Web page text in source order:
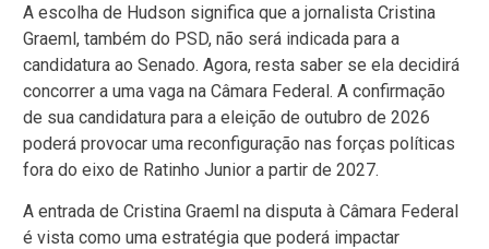
A escolha de Hudson significa que a jornalista Cristina
Graeml, também do PSD, não será indicada para a
candidatura ao Senado. Agora, resta saber se ela decidirá
concorrer a uma vaga na Câmara Federal. A confirmação
de sua candidatura para a eleição de outubro de 2026
poderá provocar uma reconfiguração nas forças políticas
fora do eixo de Ratinho Junior a partir de 2027.
A entrada de Cristina Graeml na disputa à Câmara Federal
é vista como uma estratégia que poderá impactar